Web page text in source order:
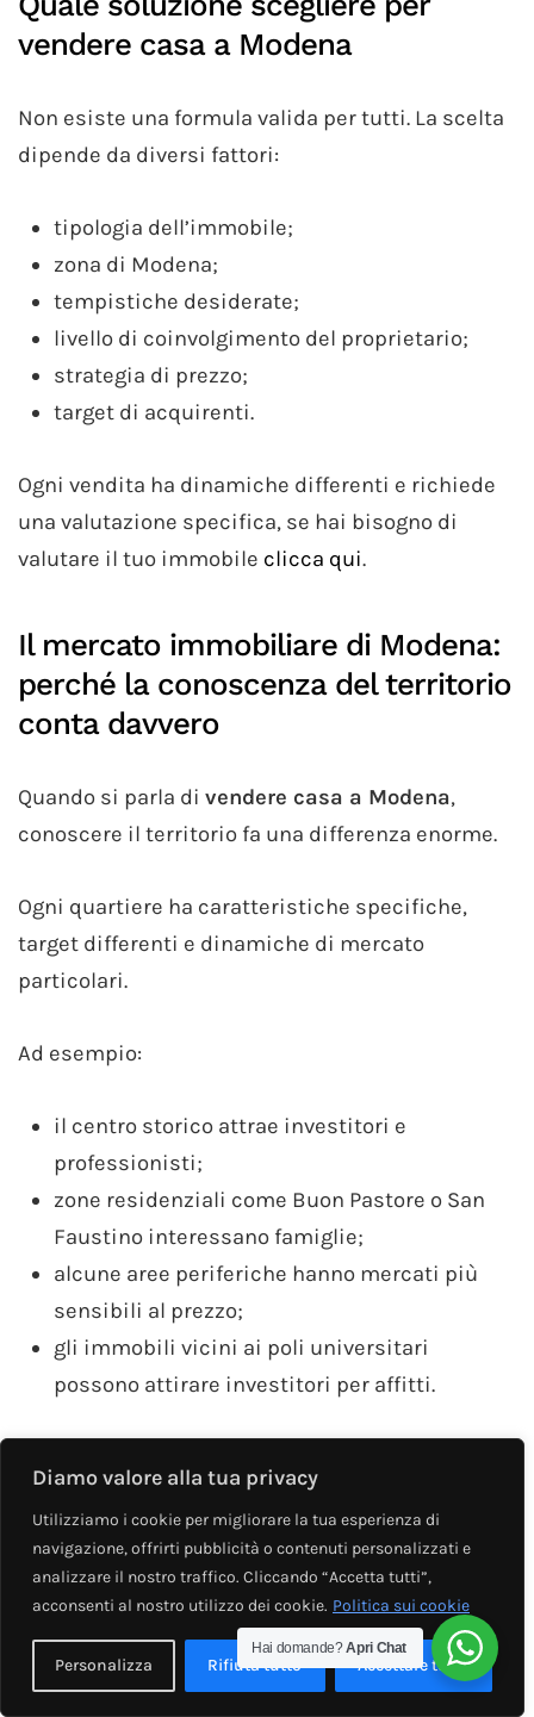
Diamo valore alla tua privacy
Utilizziamo i cookie per migliorare la tua esperienza di
navigazione, offrirti pubblicità o contenuti personalizzati e
analizzare il nostro traffico. Cliccando “Accetta tutti”,
acconsenti al nostro utilizzo dei cookie. Politica sui cookie
Personalizza Rifiuta tutto Accettare tutto
vendere casa a Modena
Non esiste una formula valida per tutti. La scelta
dipende da diversi fattori:
tipologia dell’immobile;
zona di Modena;
tempistiche desiderate;
livello di coinvolgimento del proprietario;
strategia di prezzo;
target di acquirenti.
Ogni vendita ha dinamiche differenti e richiede
una valutazione specifica, se hai bisogno di
valutare il tuo immobile clicca qui.
Il mercato immobiliare di Modena:
perché la conoscenza del territorio
conta davvero
Quando si parla di vendere casa a Modena,
conoscere il territorio fa una differenza enorme.
Ogni quartiere ha caratteristiche specifiche,
target differenti e dinamiche di mercato
particolari.
Ad esempio:
il centro storico attrae investitori e
professionisti;
zone residenziali come Buon Pastore o San
Faustino interessano famiglie;
alcune aree periferiche hanno mercati più
sensibili al prezzo;
gli immobili vicini ai poli universitari
possono attirare investitori per affitti.
territorio, come
Eden Immobiliare
queste dinamiche e può costruire una strategia
mirata in base alla reale domanda di mercato.
L’importanza della corretta
valutazione immobiliare
Hai domande?Apri Chat